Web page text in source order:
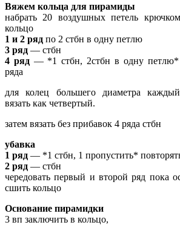
Вяжем кольца для пирамиды
набрать 20 воздушных петель
кольцо
1 и 2 ряд по 2 стбн в одну петлю
3 ряд — стбн
4 ряд— *1 стбн, 2стбн в одну петлю*
ряда
для колец большего диаметра
вязать как четвертый.
затем вязать без прибавок 4 ряда стбн
убавка
1 ряд — *1 стбн, 1 пропустить*
2 ряд — стбн
чередовать первый и второй ряд пока
сшить кольцо
Основание пирамидки
3 вп заключить в кольцо,